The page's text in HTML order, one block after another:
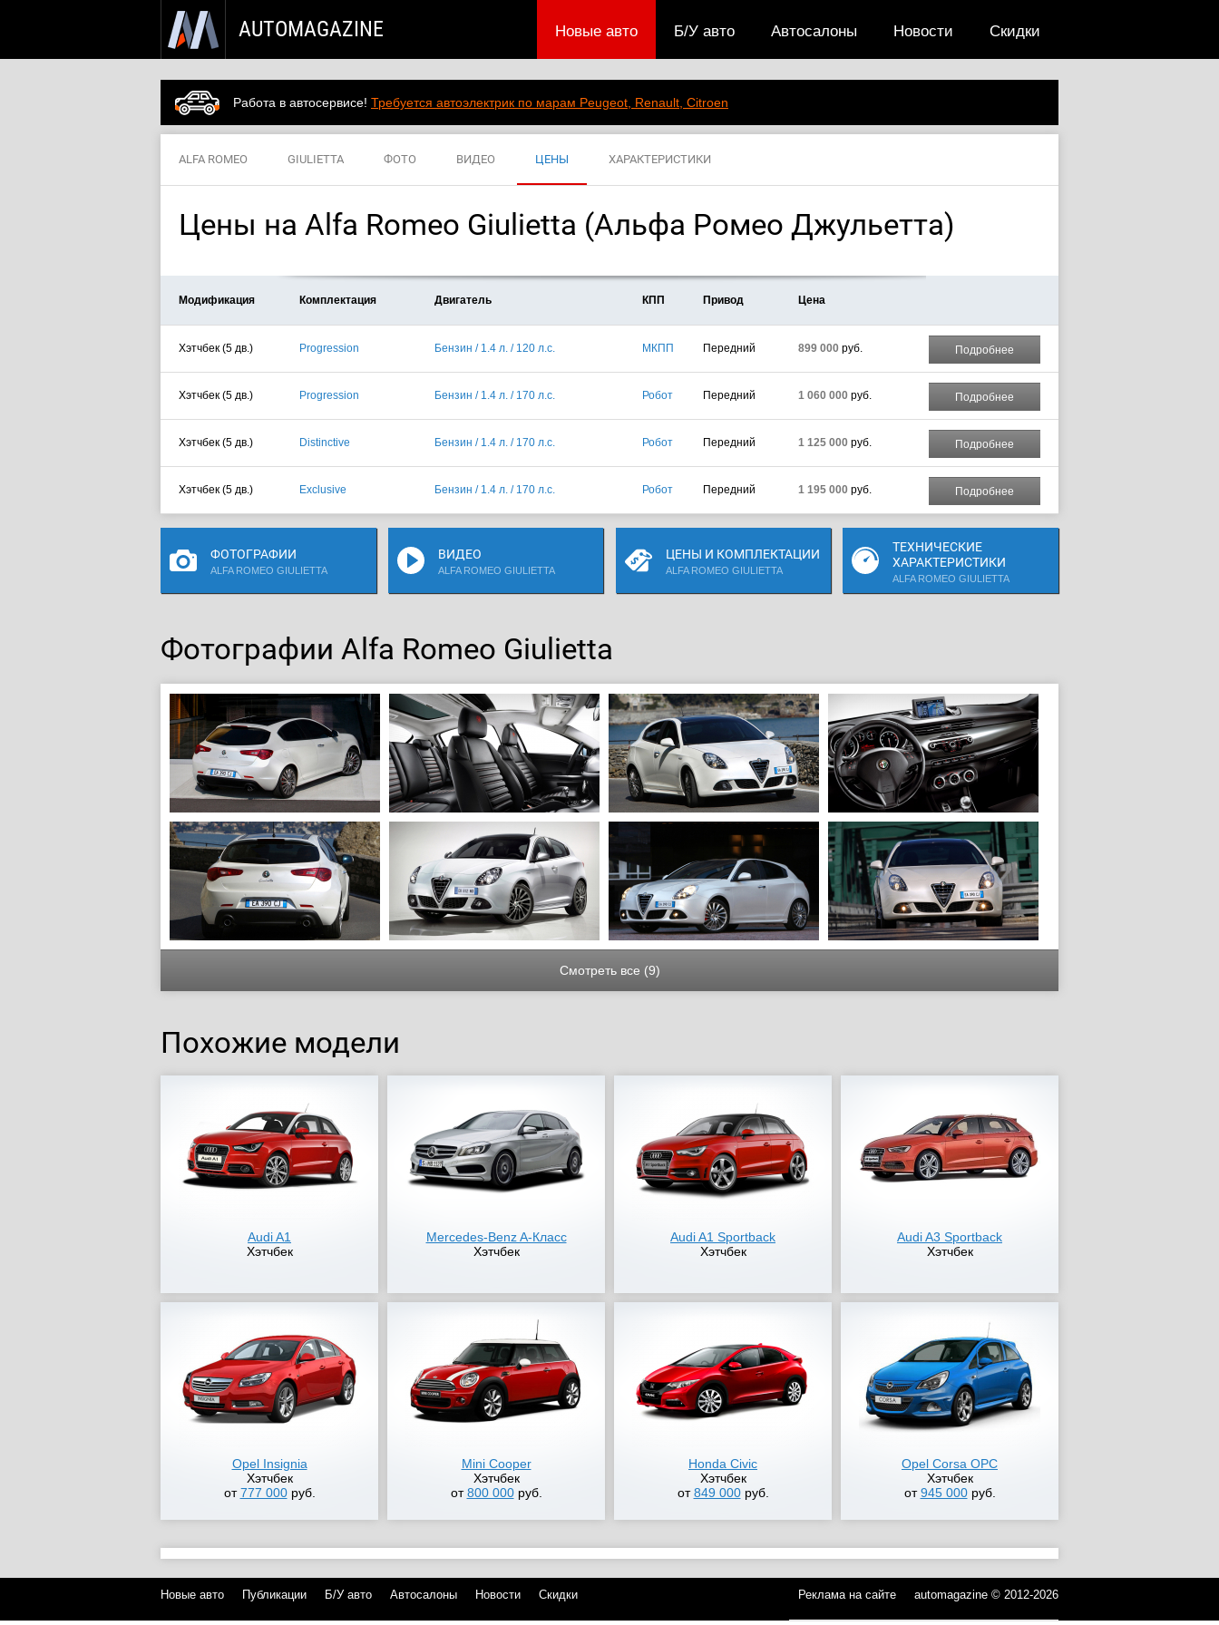
AUTOMAGAZINE Скидки
Новости
Автосалоны
Б/У авто
Новые авто
Работа в автосервисе! Требуется автоэлектрик по марам Peugeot, Renault, Citroen
ALFA ROMEO GIULIETTA ФОТО ВИДЕО ЦЕНЫ ХАРАКТЕРИСТИКИ
Цены на Alfa Romeo Giulietta (Альфа Ромео Джульетта)
Модификация Комплектация Двигатель КПП Привод Цена
Хэтчбек (5 дв.) Progression Бензин / 1.4 л. / 120 л.с. МКПП Передний 899 000 руб. Подробнее
Хэтчбек (5 дв.) Progression Бензин / 1.4 л. / 170 л.с. Робот Передний 1 060 000 руб. Подробнее
Хэтчбек (5 дв.) Distinctive Бензин / 1.4 л. / 170 л.с. Робот Передний 1 125 000 руб. Подробнее
Хэтчбек (5 дв.) Exclusive Бензин / 1.4 л. / 170 л.с. Робот Передний 1 195 000 руб. Подробнее
ФОТОГРАФИИ
ALFA ROMEO GIULIETTA
ВИДЕО
ALFA ROMEO GIULIETTA
ЦЕНЫ И КОМПЛЕКТАЦИИ
ALFA ROMEO GIULIETTA
ТЕХНИЧЕСКИЕ
ХАРАКТЕРИСТИКИ
ALFA ROMEO GIULIETTA
Фотографии Alfa Romeo Giulietta
Смотреть все (9)
Похожие модели
Audi A1
Хэтчбек
Mercedes-Benz A-Класс
Хэтчбек
Audi A1 Sportback
Хэтчбек
Audi A3 Sportback
Хэтчбек
Opel Insignia
Хэтчбек
от777 000руб.
Mini Cooper
Хэтчбек
от800 000руб.
Honda Civic
Хэтчбек
от849 000руб.
Opel Corsa OPC
Хэтчбек
от945 000руб.
Новые авто Публикации Б/У авто Автосалоны Новости Скидки Реклама на сайте automagazine © 2012-2026